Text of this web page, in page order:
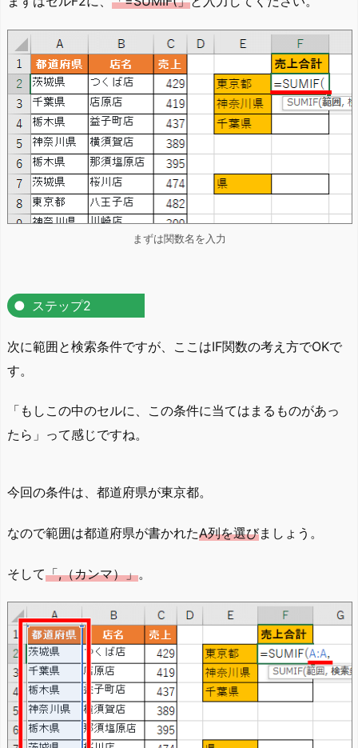
まずは関数名を入力
ステップ2
次に範囲と検索条件ですが、ここはIF関数の考え方でOKで
す。
「もしこの中のセルに、この条件に当てはまるものがあっ
たら」って感じですね。
今回の条件は、都道府県が東京都。
なので範囲は都道府県が書かれたA列を選びましょう。
そして「,（カンマ）」。